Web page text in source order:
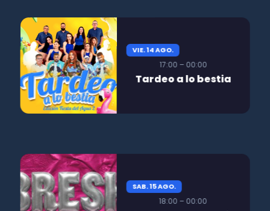
VIE. 14 AGO.
17:00 – 00:00
Tardeo a lo bestia
SAB. 15 AGO.
18:00 – 00:00